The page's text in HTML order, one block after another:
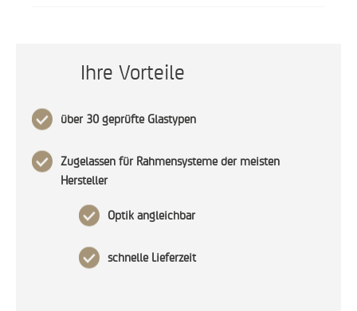
Ihre Vorteile
über 30 geprüfte Glastypen
Zugelassen für Rahmensysteme der meisten
Hersteller
Optik angleichbar
schnelle Lieferzeit